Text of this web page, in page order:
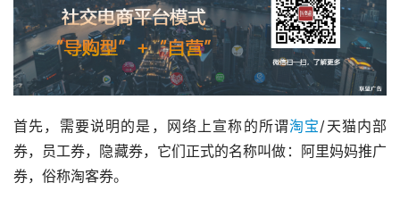
首先，需要说明的是，网络上宣称的所谓淘宝/天猫内部
券，员工券，隐藏券，它们正式的名称叫做：阿里妈妈推广
券，俗称淘客券。